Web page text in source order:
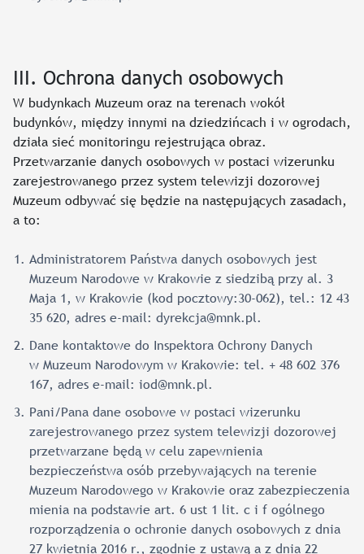
III. Ochrona danych osobowych
W budynkach Muzeum oraz na terenach wokół
budynków, między innymi na dziedzińcach i w ogrodach,
działa sieć monitoringu rejestrująca obraz.
Przetwarzanie danych osobowych w postaci wizerunku
zarejestrowanego przez system telewizji dozorowej
Muzeum odbywać się będzie na następujących zasadach,
a to:
Administratorem Państwa danych osobowych jest
Muzeum Narodowe w Krakowie z siedzibą przy al. 3
Maja 1, w Krakowie (kod pocztowy:30-062), tel.: 12 43
35 620, adres e-mail: dyrekcja@mnk.pl.
Dane kontaktowe do Inspektora Ochrony Danych
w Muzeum Narodowym w Krakowie: tel. + 48 602 376
167, adres e-mail: iod@mnk.pl.
Pani/Pana dane osobowe w postaci wizerunku
zarejestrowanego przez system telewizji dozorowej
przetwarzane będą w celu zapewnienia
bezpieczeństwa osób przebywających na terenie
Muzeum Narodowego w Krakowie oraz zabezpieczenia
mienia na podstawie art. 6 ust 1 lit. c i f ogólnego
rozporządzenia o ochronie danych osobowych z dnia
27 kwietnia 2016 r., zgodnie z ustawą a z dnia 22